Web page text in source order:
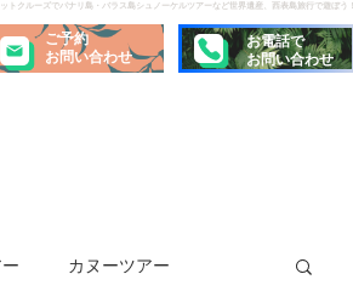
クルーズでパナリ島・バラス島シュノーケルツアーなど世界遺産、西表島旅行で遊ぼう！
ご予約
お問い合わせ
お電話で
お問い合わせ
カヌーツアー